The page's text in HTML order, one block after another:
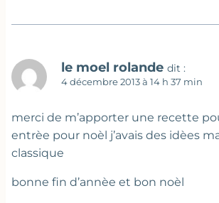
le moel rolande dit :
4 décembre 2013 à 14 h 37 min
merci de m’apporter une recette
entrèe pour noèl j’avais des idèes
classique
bonne fin d’annèe et bon noèl